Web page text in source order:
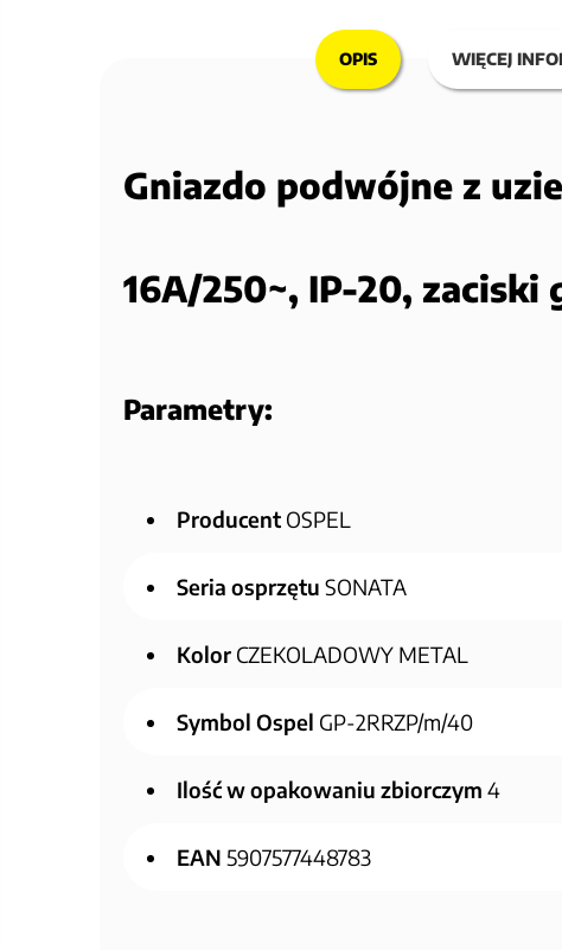
OPIS WIĘCEJ
Gniazdo podwójne z
16A/250~, IP-20,
Parametry:
Producent OSPEL
Seria osprzętu SONATA
Kolor CZEKOLADOWY METAL
Symbol Ospel GP-2RRZP/m/40
Ilość w opakowaniu zbiorczym 4
EAN 5907577448783